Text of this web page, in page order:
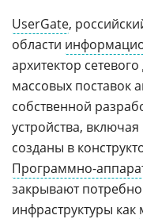
UserGate,
области
архитектор
массовых поставок
собственной
устройства,
созданы в
Программно-
закрывают
инфраструктуры как